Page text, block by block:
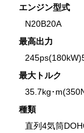
エンジン型式
N20B20A
最高出力
最大トルク
35.7kg･
種類
直列4気筒